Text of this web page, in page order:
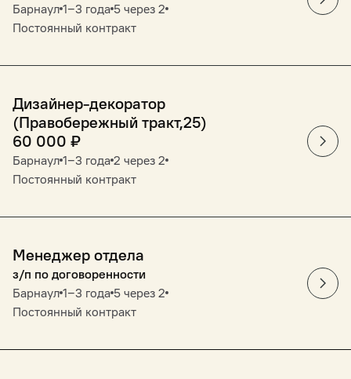
Барнаул 1‒3 года 5 через 2
Постоянный контракт
Дизайнер-декоратор
(Правобережный тракт,25)
60 000 ₽
Барнаул 1‒3 года 2 через 2
Постоянный контракт
Менеджер отдела
з/п по договоренности
Барнаул 1‒3 года 5 через 2
Постоянный контракт